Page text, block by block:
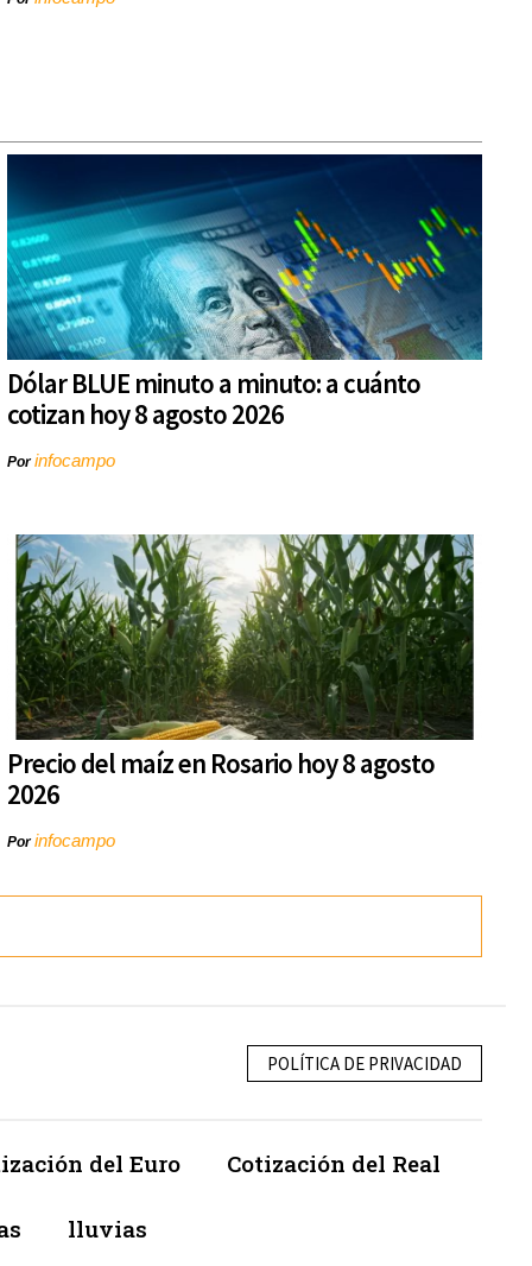
Dólar BLUE minuto a minuto: a cuánto
cotizan hoy 8 agosto 2026
Porinfocampo
Precio del maíz en Rosario hoy 8 agosto
2026
Porinfocampo
POLÍTICA DE PRIVACIDAD
del Euro Cotización del Real
lluvias